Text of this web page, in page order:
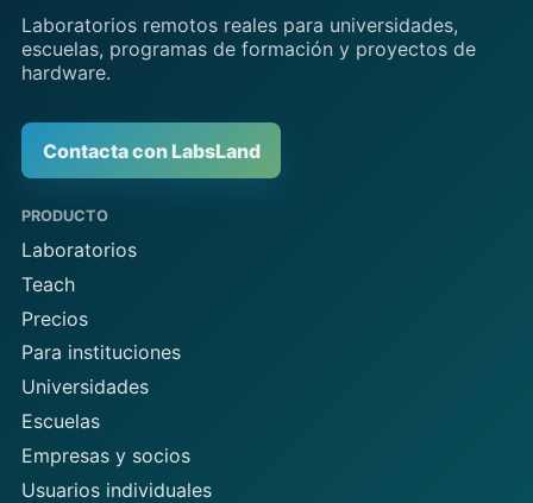
Laboratorios remotos reales para universidades,
escuelas, programas de formación y proyectos de
hardware.
Contacta con LabsLand
PRODUCTO
Laboratorios
Teach
Precios
Para instituciones
Universidades
Escuelas
Empresas y socios
Usuarios individuales